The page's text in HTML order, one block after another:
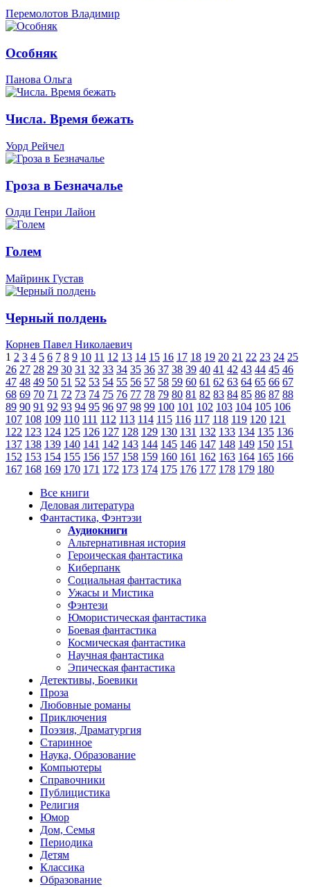
Перемолотов Владимир
Особняк
Панова Ольга
Числа. Время бежать
Уорд Рейчел
Гроза в Безначалье
Олди Генри Лайон
Голем
Майринк Густав
Черный полдень
Корнев Павел Николаевич
1 2 3 4 5 6 7 8 9 10 11 12 13 14 15 16 17 18 19 20 21 22 23 24 25
26 27 28 29 30 31 32 33 34 35 36 37 38 39 40 41 42 43 44 45 46
47 48 49 50 51 52 53 54 55 56 57 58 59 60 61 62 63 64 65 66 67
68 69 70 71 72 73 74 75 76 77 78 79 80 81 82 83 84 85 86 87 88
89 90 91 92 93 94 95 96 97 98 99 100 101 102 103 104 105 106
107 108 109 110 111 112 113 114 115 116 117 118 119 120 121
122 123 124 125 126 127 128 129 130 131 132 133 134 135 136
137 138 139 140 141 142 143 144 145 146 147 148 149 150 151
152 153 154 155 156 157 158 159 160 161 162 163 164 165 166
167 168 169 170 171 172 173 174 175 176 177 178 179 180
Все книги
Деловая литература
Фантастика, Фэнтэзи
Аудиокниги
Альтернативная история
Героическая фантастика
Киберпанк
Социальная фантастика
Ужасы и Мистика
Фэнтези
Юмористическая фантастика
Боевая фантастика
Космическая фантастика
Научная фантастика
Эпическая фантастика
Детективы, Боевики
Проза
Любовные романы
Приключения
Поэзия, Драматургия
Старинное
Наука, Образование
Компьютеры
Справочники
Публицистика
Религия
Юмор
Дом, Семья
Периодика
Детям
Классика
Образование